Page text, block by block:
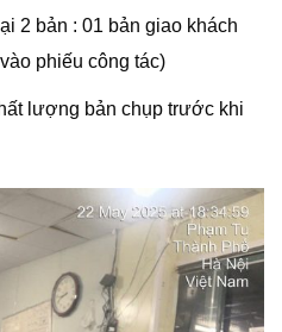
2 bản : 01 bản giao khách
phiếu công tác)
lượng bản chụp trước khi